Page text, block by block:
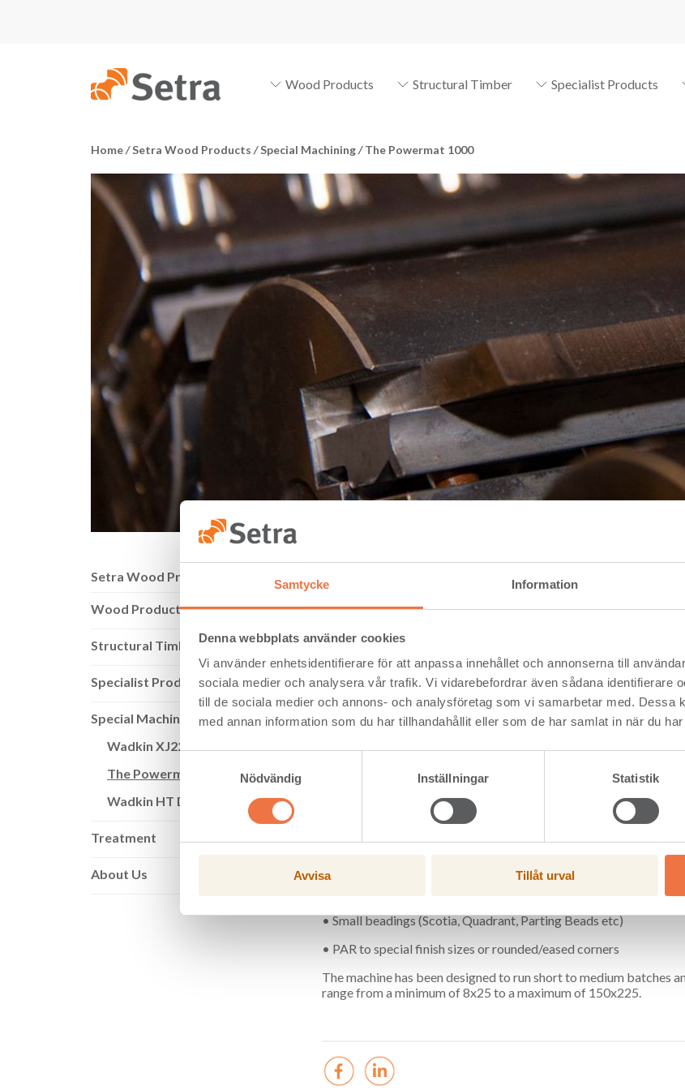
Samtycke Information
Denna webbplats använder cookies
Vi använder enhetsidentifierare för att anpassa innehållet och annonserna till
sociala medier och analysera vår trafik. Vi vidarebefordrar även sådana identifierare
till de sociala medier och annons- och analysföretag som vi samarbetar med. Dessa
med annan information som du har tillhandahållit eller som de har samlat in när du
Nödvändig
Inställningar Statistik
Avvisa Tillåt urval
Wood Products Structural Timber Specialist Products
Home/Setra Wood Products /Special Machining/ The Powermat 1000
Setra Wood Products
Wood Products
Structural Timber
Specialist Products
Special Machining
Wadkin XJ220
The Powermat 1000
Wadkin HT Delta
Treatment
About Us
The Powermat 1000
Our Weinig Powermat 1000 is a key component in our machining
Using state of the art tooling and software technology, our ability
to manufacture and supply machined sections to customers own
provides the perfect compliment to our existing range of high
stocks and mouldings.
The Powermat 1000 can produce a wide range of mouldings
• Single purpose and reversible skirting boards
• Small beadings (Scotia, Quadrant, Parting Beads etc)
• PAR to special finish sizes or rounded/eased corners
The machine has been designed to run short to medium batches
range from a minimum of 8x25 to a maximum of 150x225.